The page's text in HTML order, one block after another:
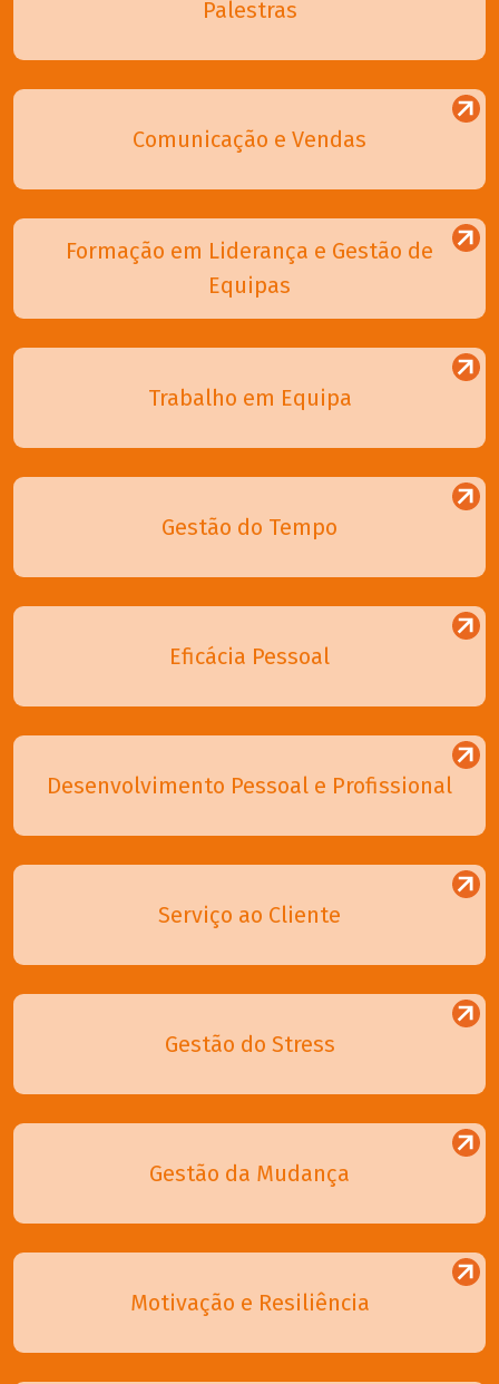
Palestras
Comunicação e Vendas
Formação em Liderança e Gestão de
Equipas
Trabalho em Equipa
Gestão do Tempo
Eficácia Pessoal
Desenvolvimento Pessoal e Profissional
Serviço ao Cliente
Gestão do Stress
Gestão da Mudança
Motivação e Resiliência